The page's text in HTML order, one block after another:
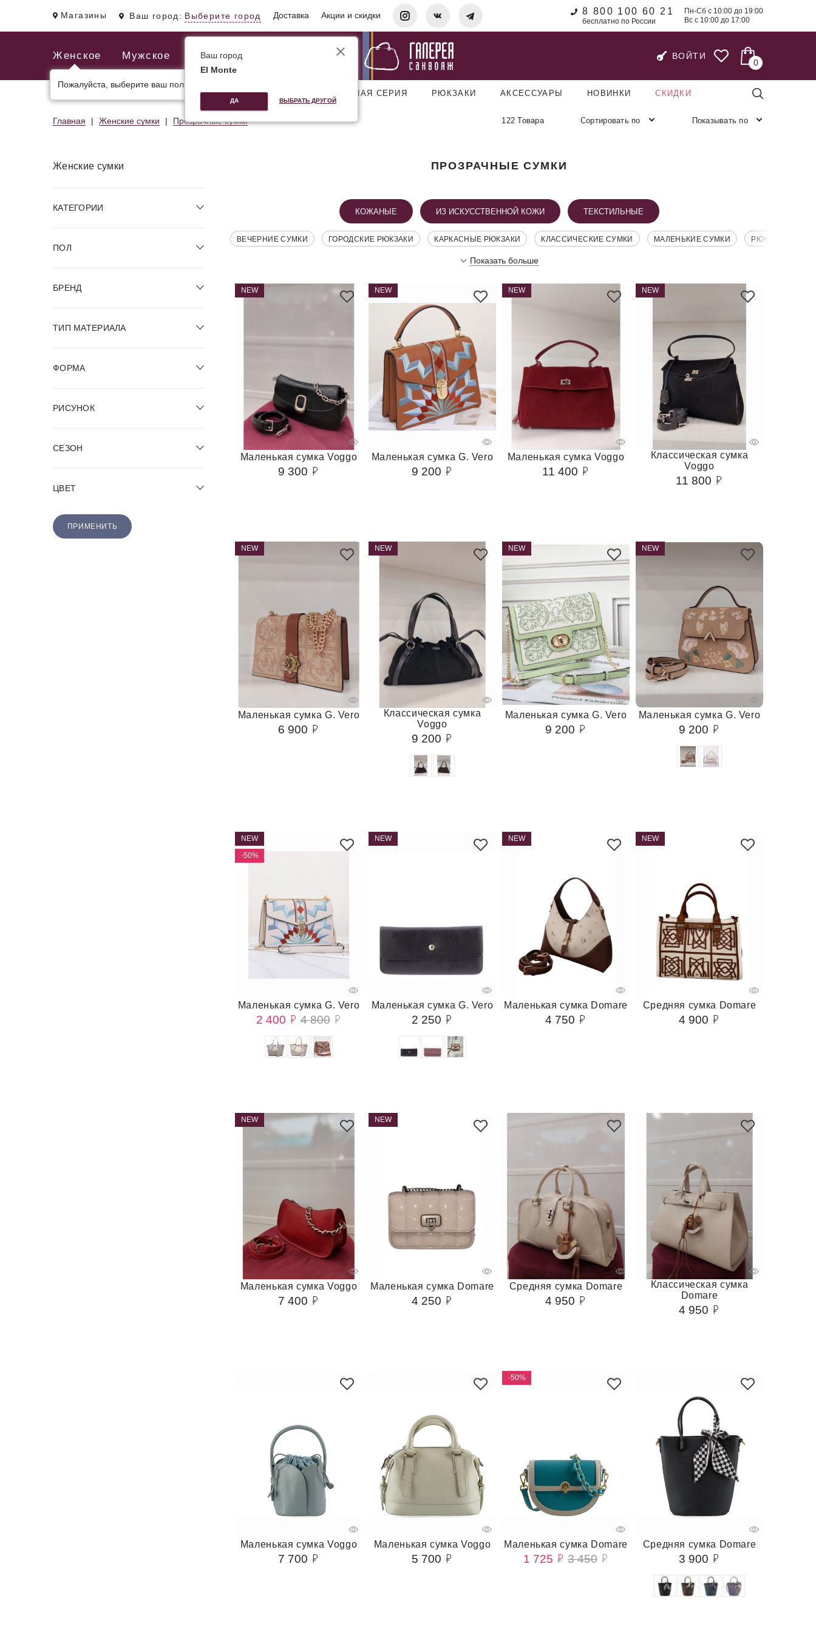
Магазины Ваш город: Выберите город Доставка Акции и скидки 8 800 100 60 21
бесплатно по России
Пн-Сб с 10:00 до 19:00
Вс с 10:00 до 17:00
Женское Мужское
Пожалуйста, выберите ваш пол.
ВОЙТИ
0
МУЖСКИЕ И ДЕЛОВЫЕ СУМКИ ДОРОЖНАЯ СЕРИЯ РЮКЗАКИ АКСЕССУАРЫ НОВИНКИ СКИДКИ
Главная Женские сумки Прозрачные сумки 122 Товара Сортировать по Показывать по
Женские сумки
КАТЕГОРИИ
ПОЛ
БРЕНД
ТИП МАТЕРИАЛА
ФОРМА
РИСУНОК
СЕЗОН
ЦВЕТ
ПРИМЕНИТЬ
ПРОЗРАЧНЫЕ СУМКИ
КОЖАНЫЕ ИЗ ИСКУССТВЕННОЙ КОЖИ ТЕКСТИЛЬНЫЕ
ВЕЧЕРНИЕ СУМКИ ГОРОДСКИЕ РЮКЗАКИ КАРКАСНЫЕ РЮКЗАКИ КЛАССИЧЕСКИЕ СУМКИ МАЛЕНЬКИЕ СУМКИ РЮКЗАК ЛЁГКИЙ
Показать больше
NEW
Маленькая сумка Voggo
9 300
NEW
Маленькая сумка G. Vero
9 200
NEW
Маленькая сумка Voggo
11 400
NEW
Классическая сумка
Voggo
11 800
NEW
Маленькая сумка G. Vero
6 900
NEW
Классическая сумка
Voggo
9 200
NEW
Маленькая сумка G. Vero
9 200
NEW
Маленькая сумка G. Vero
9 200
NEW
-50%
Маленькая сумка G. Vero
2 400 4 800
NEW
Маленькая сумка G. Vero
2 250
NEW
Маленькая сумка Domare
4 750
NEW
Средняя сумка Domare
4 900
NEW
Маленькая сумка Voggo
7 400
NEW
Маленькая сумка Domare
4 250
Средняя сумка Domare
4 950
Классическая сумка
Domare
4 950
Маленькая сумка Voggo
7 700
Маленькая сумка Voggo
5 700
-50%
Маленькая сумка Domare
1 725 3 450
Средняя сумка Domare
3 900
Ваш город
El Monte
ДА ВЫБРАТЬ ДРУГОЙ